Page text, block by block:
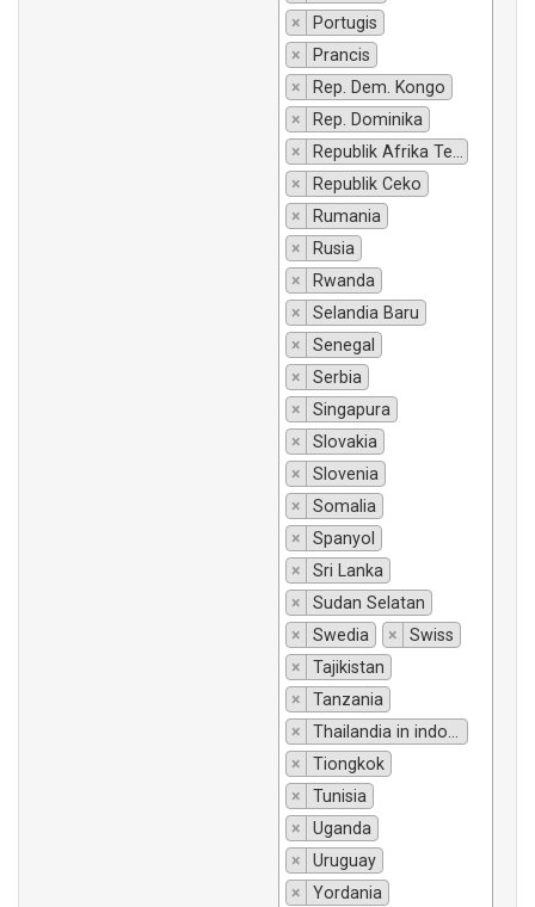
×
Portugis
×
Prancis
×
Rep. Dem. Kongo
×
Rep. Dominika
×
Republik Afrika Tengah
×
Republik Ceko
×
Rumania
×
Rusia
×
Rwanda
×
Selandia Baru
×
Senegal
×
Serbia
×
Singapura
×
Slovakia
×
Slovenia
×
Somalia
×
Spanyol
×
Sri Lanka
×
Sudan Selatan
×
Swedia ×
Swiss
×
Tajikistan
×
Tanzania
×
Thailandia in indonesiano si traduce "Thailandia".
×
Tiongkok
×
Tunisia
×
Uganda
×
Uruguay
×
Yordania